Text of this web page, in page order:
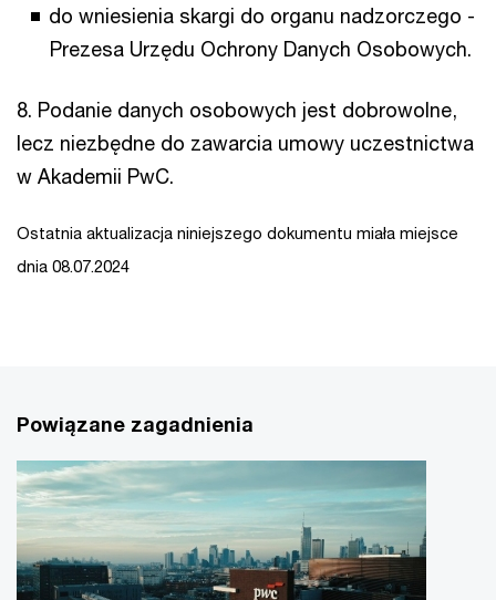
do wniesienia skargi do organu nadzorczego -
Prezesa Urzędu Ochrony Danych Osobowych.
8. Podanie danych osobowych jest dobrowolne,
lecz niezbędne do zawarcia umowy uczestnictwa
w Akademii PwC.
Ostatnia aktualizacja niniejszego dokumentu miała miejsce
dnia 08.07.2024
Powiązane zagadnienia